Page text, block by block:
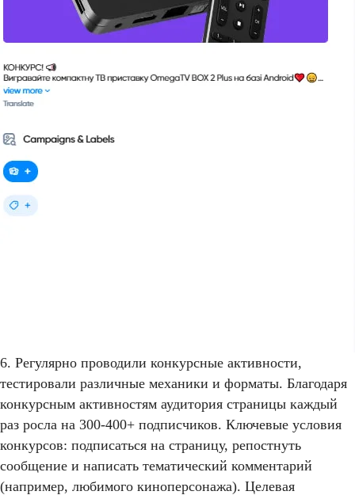
6. Регулярно проводили конкурсные активности,
тестировали различные механики и форматы. Благодаря
конкурсным активностям аудитория страницы каждый
раз росла на 300-400+ подписчиков. Ключевые условия
конкурсов: подписаться на страницу, репостнуть
сообщение и написать тематический комментарий
(например, любимого киноперсонажа). Целевая